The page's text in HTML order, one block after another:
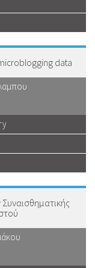
data